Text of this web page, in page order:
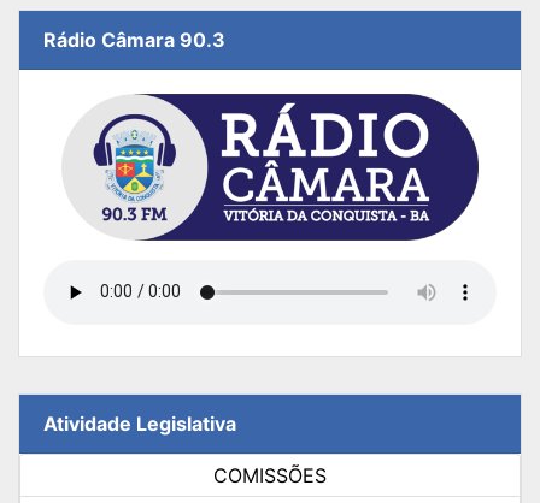
Rádio Câmara 90.3
Atividade Legislativa
COMISSÕES